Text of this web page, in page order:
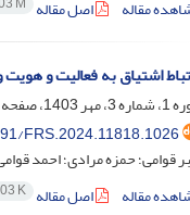
مقاله
اصل مقاله
اشتیاق به فعالیت و
1403، صفحه
FRS.2024.11818.1026
قوامی؛ حمزه مرادی؛ احمد
مقاله
اصل مقاله K